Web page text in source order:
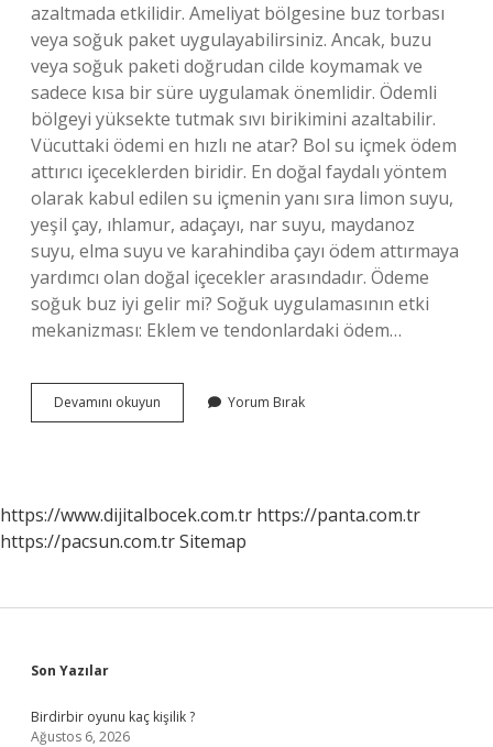
azaltmada etkilidir. Ameliyat bölgesine buz torbası
veya soğuk paket uygulayabilirsiniz. Ancak, buzu
veya soğuk paketi doğrudan cilde koymamak ve
sadece kısa bir süre uygulamak önemlidir. Ödemli
bölgeyi yüksekte tutmak sıvı birikimini azaltabilir.
Vücuttaki ödemi en hızlı ne atar? Bol su içmek ödem
attırıcı içeceklerden biridir. En doğal faydalı yöntem
olarak kabul edilen su içmenin yanı sıra limon suyu,
yeşil çay, ıhlamur, adaçayı, nar suyu, maydanoz
suyu, elma suyu ve karahindiba çayı ödem attırmaya
yardımcı olan doğal içecekler arasındadır. Ödeme
soğuk buz iyi gelir mi? Soğuk uygulamasının etki
mekanizması: Eklem ve tendonlardaki ödem…
Devamını okuyun
Ödemi
Yorum Bırak
https://www.dijitalbocek.com.tr https://panta.com.tr
https://pacsun.com.trSitemap
Sidebar
Son Yazılar
Birdirbir oyunu kaç kişilik ?
Ağustos 6, 2026